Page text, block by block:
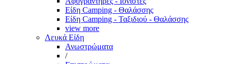
Είδη Camping - Θαλάσσης
Είδη Camping - Ταξιδιού - Θαλάσσης
view more
Λευκά Είδη
Ανωστρώματα
/